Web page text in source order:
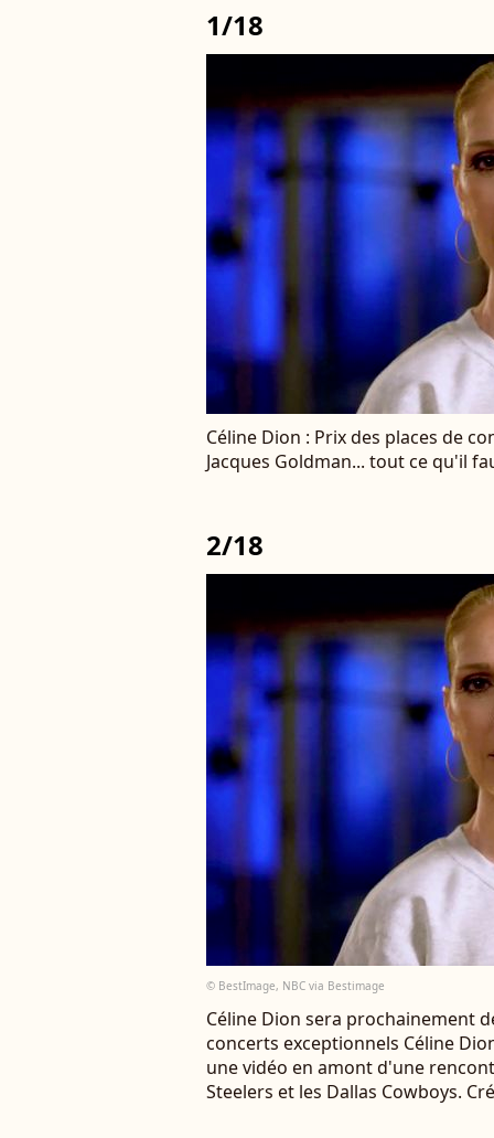
1/18
Céline Dion : Prix des places de
Jacques Goldman... tout ce qu'il
2/18
© BestImage, NBC via Bestimage
Céline Dion sera prochainement
concerts exceptionnels Céline
une vidéo en amont d'une
Steelers et les Dallas Cowboys.